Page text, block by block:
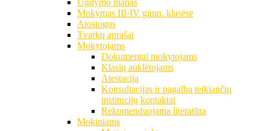
Ugdymo planas
Mokymas III-IV gimn. klasėse
Atostogos
Tvarkų aprašai
Mokytojams
Dokumentai mokytojams
Klasių auklėtojams
Atestacija
Konsultacijas ir pagalbą teikiančių
institucijų kontaktai
Rekomenduojama literatūra
Mokiniams